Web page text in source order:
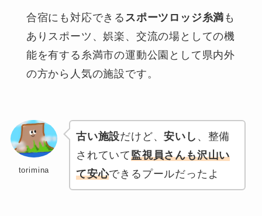
合宿にも対応できる スポーツロッジ糸満 も
ありスポーツ、娯楽、交流の場としての機
能を有する糸満市の運動公園として県内外
の方から人気の施設です。
torimina
古い施設だけど、安いし 、整備
されていて監視員さんも沢山い
て安心できるプールだったよ